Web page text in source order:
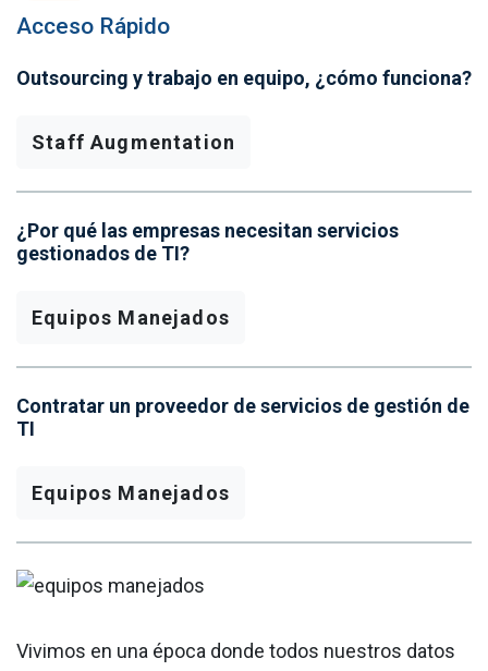
Acceso Rápido
Outsourcing y trabajo en equipo, ¿cómo funciona?
Staff Augmentation
¿Por qué las empresas necesitan servicios
gestionados de TI?
Equipos Manejados
Contratar un proveedor de servicios de gestión de
TI
Equipos Manejados
Vivimos en una época donde todos nuestros datos